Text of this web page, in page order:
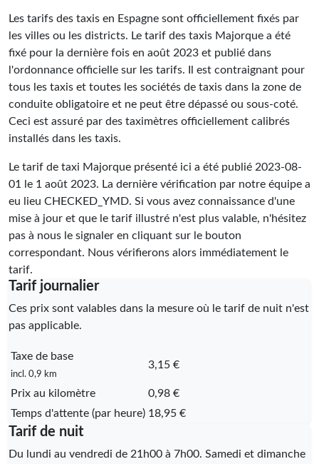
Les tarifs des taxis en Espagne sont officiellement fixés par
les villes ou les districts. Le tarif des taxis Majorque a été
fixé pour la dernière fois en août 2023 et publié dans
l'ordonnance officielle sur les tarifs. Il est contraignant pour
tous les taxis et toutes les sociétés de taxis dans la zone de
conduite obligatoire et ne peut être dépassé ou sous-coté.
Ceci est assuré par des taximètres officiellement calibrés
installés dans les taxis.
Le tarif de taxi Majorque présenté ici a été publié 2023-08-
01
le 1 août 2023. La dernière vérification par notre équipe a
eu lieu CHECKED_YMD. Si vous avez connaissance d'une
mise à jour et que le tarif illustré n'est plus valable, n'hésitez
pas à nous le signaler en cliquant sur le bouton
correspondant. Nous vérifierons alors immédiatement le
tarif.
Tarif journalier
Ces prix sont valables dans la mesure où le tarif de nuit n'est
pas applicable.
Taxe de base
incl. 0,9 km
3,15 €
Prix au kilomètre
0,98 €
Temps d'attente (par heure) 18,95 €
Tarif de nuit
Du lundi au vendredi de 21h00 à 7h00. Samedi et dimanche